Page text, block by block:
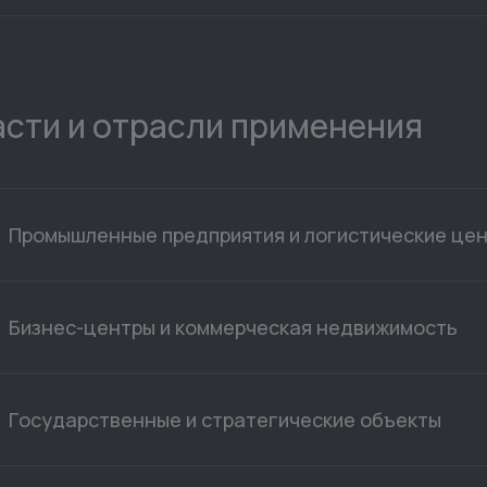
и отрасли применения
Промышленные предприятия и логистические
Бизнес-центры и коммерческая недвижимость
Государственные и стратегические объекты